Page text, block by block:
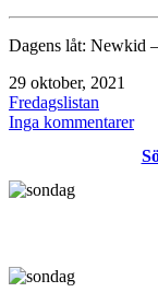
Dagens låt: Newkid
Publicerat
den
29 oktober, 2021
Kategoriserat
som
Fredagslistan
Inga kommentarertill